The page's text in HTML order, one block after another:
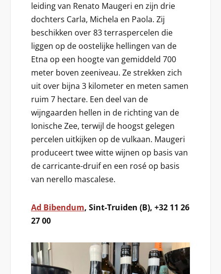
leiding van Renato Maugeri en zijn drie
dochters Carla, Michela en Paola. Zij
beschikken over 83 terraspercelen die
liggen op de oostelijke hellingen van de
Etna op een hoogte van gemiddeld 700
meter boven zeeniveau. Ze strekken zich
uit over bijna 3 kilometer en meten samen
ruim 7 hectare. Een deel van de
wijngaarden hellen in de richting van de
Ionische Zee, terwijl de hoogst gelegen
percelen uitkijken op de vulkaan. Maugeri
produceert twee witte wijnen op basis van
de carricante-druif en een rosé op basis
van nerello mascalese.
Ad Bibendum, Sint-Truiden (B), +32 11 26
27 00